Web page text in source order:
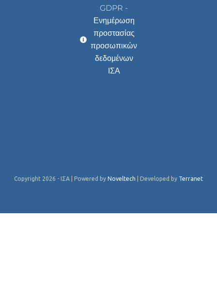
GDPR -
Ενημέρωση
προστασίας
προσωπικών
δεδομένων
ΙΣΑ
Copyright 2026 - ΙΣΑ | Powered by Noveltech | Developed by Terranet